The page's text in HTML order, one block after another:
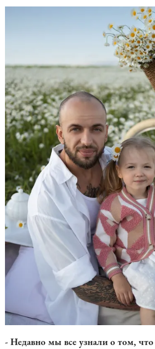
- Недавно мы все узнали о том,